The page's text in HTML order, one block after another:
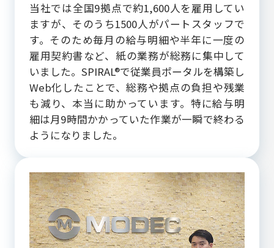
当社では全国9拠点で約1,600人を雇用してい
ますが、そのうち1500人がパートスタッフで
す。そのため毎月の給与明細や半年に一度の
雇用契約書など、紙の業務が総務に集中して
いました。SPIRAL®で従業員ポータルを構築し
Web化したことで、総務や拠点の負担や残業
も減り、本当に助かっています。特に給与明
細は月9時間かかっていた作業が一瞬で終わる
ようになりました。